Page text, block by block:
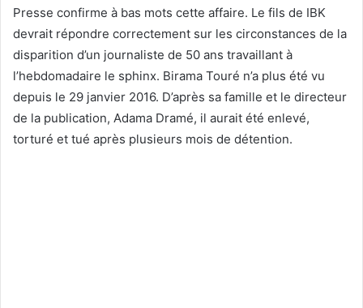
Presse confirme à bas mots cette affaire. Le fils de IBK
devrait répondre correctement sur les circonstances de la
disparition d’un journaliste de 50 ans travaillant à
l’hebdomadaire le sphinx. Birama Touré n’a plus été vu
depuis le 29 janvier 2016. D’après sa famille et le directeur
de la publication, Adama Dramé, il aurait été enlevé,
torturé et tué après plusieurs mois de détention.